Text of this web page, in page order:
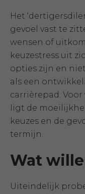
Het
gevoel vast te
wensen of
keuzestress uit
opties zijn en
als een
carrièrepad.
ligt de
keuzes en de
termijn.
Wat
Uiteindelijk